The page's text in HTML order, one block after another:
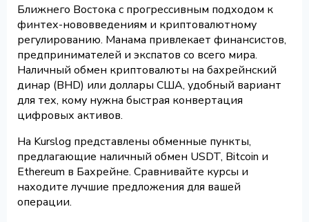
Ближнего Востока с прогрессивным подходом к
финтех-нововведениям и криптовалютному
регулированию. Манама привлекает финансистов,
предпринимателей и экспатов со всего мира.
Наличный обмен криптовалюты на бахрейнский
динар (BHD) или доллары США, удобный вариант
для тех, кому нужна быстрая конвертация
цифровых активов.
На Kurslog представлены обменные пункты,
предлагающие наличный обмен USDT, Bitcoin и
Ethereum в Бахрейне. Сравнивайте курсы и
находите лучшие предложения для вашей
операции.